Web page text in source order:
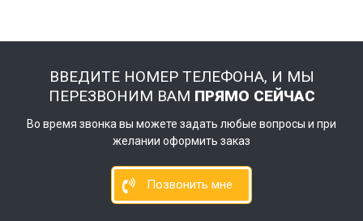
ВВЕДИТЕ НОМЕР ТЕЛЕФОНА, И МЫ
ПЕРЕЗВОНИМ ВАМ ПРЯМО СЕЙЧАС
Во время звонка вы можете задать любые вопросы и при
желании оформить заказ
Позвонить мне